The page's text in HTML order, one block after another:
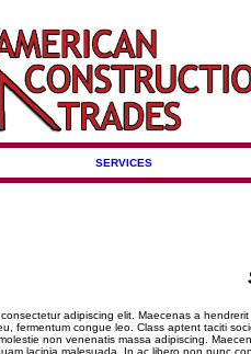
SERVICES
adipiscing elit. Maecenas a
fermentum congue leo. Class aptent taciti
non venenatis massa adipiscing.
lacinia malesuada. In ac libero non nunc